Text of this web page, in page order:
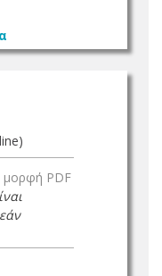
μορφή PDF